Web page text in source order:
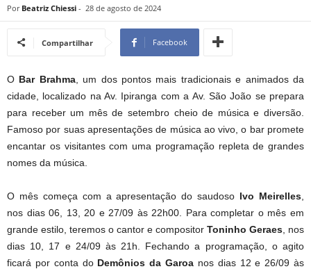
Por Beatriz Chiessi - 28 de agosto de 2024
Compartilhar Facebook
O Bar Brahma, um dos pontos mais tradicionais e animados da
cidade, localizado na Av. Ipiranga com a Av. São João se prepara
para receber um mês de setembro cheio de música e diversão.
Famoso por suas apresentações de música ao vivo, o bar promete
encantar os visitantes com uma programação repleta de grandes
nomes da música.
O mês começa com a apresentação do saudoso Ivo Meirelles
nos dias 06, 13, 20 e 27/09 às 22h00. Para completar o mês em
grande estilo, teremos o cantor e compositor Toninho Geraes , nos
dias 10, 17 e 24/09 às 21h. Fechando a programação, o agito
ficará por conta do Demônios da Garoa nos dias 12 e 26/09 às